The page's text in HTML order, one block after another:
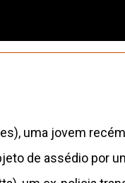
uma jovem
de assédio por